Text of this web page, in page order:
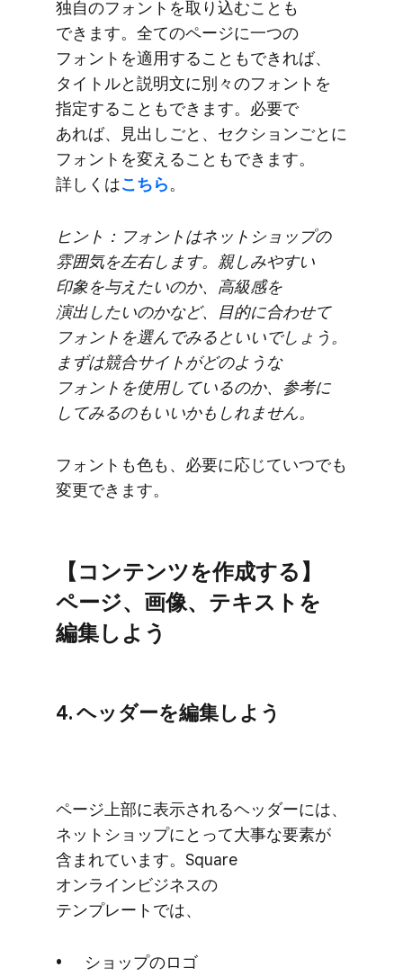
独自の​フォントを​取り込むことも​
できます。​全ての​ページに​一つの​
フォントを​適用する​ことも​できれば、​
タイトルと​説明文に​別々の​フォントを​
指定する​ことも​できます。​必要で​
あれば、​見出しごと、​セクションごとに​
フォントを​変える​ことも​できます。​
詳しくは​こちら。
ヒント：フォントは​ネットショップの​
雰囲気を​左右します。​親しみやすい​
印象を​与えたいのか、​高級感を​
演出したいのかなど、​目的に​合わせて​
フォントを​選んで​みると​いいでしょう。​
まずは​競合サイトが​どのような​
フォントを​使用しているのか、​参考に​
してみるのも​いいかもしれません。
フォントも​色も、​必要に​応じていつでも​
変更できます。
【コンテンツを​作成する​】
ページ、​画像、​テキストを​
編集しよう
4. ヘッダーを​編集しよう
ページ上部に​表示される​ヘッダーには、​
ネットショップに​とって​大事な​要素が​
含まれています。​Square
オンラインビジネスの​
テンプレートでは、
ショップの​ロゴ